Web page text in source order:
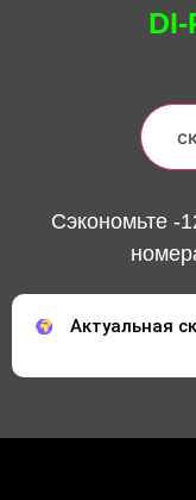
DI-
Сэкономьте -
Актуальная